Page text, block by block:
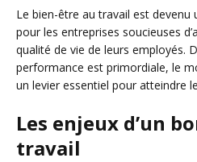
Le bien-être au travail est
pour les entreprises soucieuses
qualité de vie de leurs employés.
performance est primordiale, le
un levier essentiel pour atteindre
Les enjeux d’un
travail